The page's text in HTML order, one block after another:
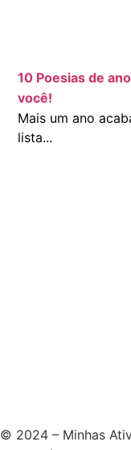
10 Poesias de
você!
Mais um ano
lista...
© 2024 – Minhas